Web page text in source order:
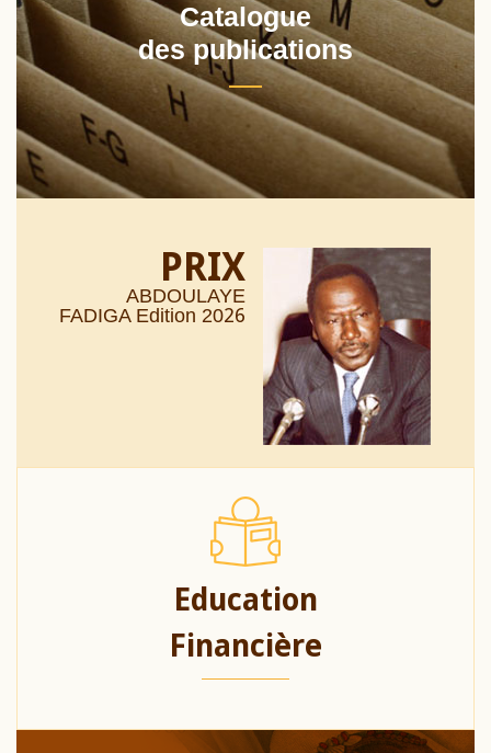
Catalogue
des publications
PRIX
ABDOULAYE
FADIGA Edition 2026
Education
Financière